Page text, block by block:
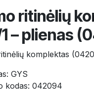
ritinėlių
– plienas
komplektas
GYS
kodas: 042094